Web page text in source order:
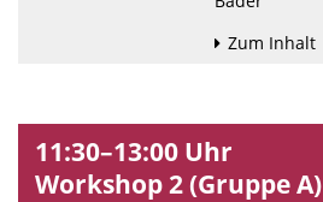
Zum Inhalt
11:30–13:00 Uhr
Workshop 2 (Gruppe A)